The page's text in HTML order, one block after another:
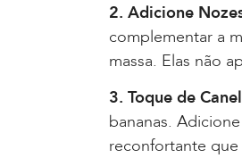
2. Adicione
complementar a
massa. Elas não
3. Toque de
bananas.
reconfortante que